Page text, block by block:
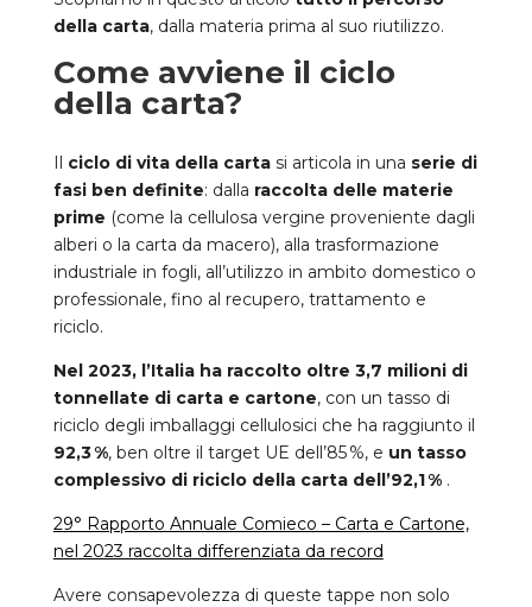
della carta, dalla materia prima al suo riutilizzo.
Come avviene il ciclo
della carta?
Il ciclo di vita della carta si articola in una serie di
fasi ben definite: dalla raccolta delle materie
prime (come la cellulosa vergine proveniente dagli
alberi o la carta da macero), alla trasformazione
industriale in fogli, all’utilizzo in ambito domestico o
professionale, fino al recupero, trattamento e
riciclo.
Nel 2023, l’Italia ha raccolto oltre 3,7 milioni di
tonnellate di carta e cartone, con un tasso di
riciclo degli imballaggi cellulosici che ha raggiunto il
92,3 %, ben oltre il target UE dell’85 %, e un tasso
complessivo di riciclo della carta dell’92,1 %.
29° Rapporto Annuale Comieco – Carta e Cartone,
nel 2023 raccolta differenziata da record
Avere consapevolezza di queste tappe non solo